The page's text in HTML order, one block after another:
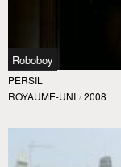
Roboboy
PERSIL
ROYAUME-UNI / 2008